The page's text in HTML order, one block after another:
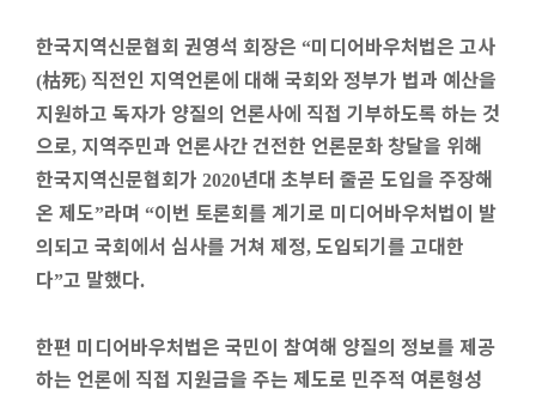
한국지역신문협회 권영석 회장은 “미디어바우처법은 고사
(枯死) 직전인 지역언론에 대해 국회와 정부가 법과 예산을
지원하고 독자가 양질의 언론사에 직접 기부하도록 하는 것
으로, 지역주민과 언론사간 건전한 언론문화 창달을 위해
한국지역신문협회가 2020년대 초부터 줄곧 도입을 주장해
온 제도”라며 “이번 토론회를 계기로 미디어바우처법이 발
의되고 국회에서 심사를 거쳐 제정, 도입되기를 고대한
다”고 말했다.
한편 미디어바우처법은 국민이 참여해 양질의 정보를 제공
하는 언론에 직접 지원금을 주는 제도로 민주적 여론형성